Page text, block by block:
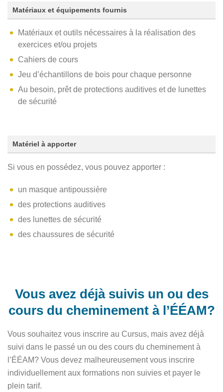
Matériaux et équipements fournis
Matériaux et outils nécessaires à la réalisation des
exercices et/ou projets
Cahiers de cours
Jeu d’échantillons de bois pour chaque personne
Au besoin, prêt de protections auditives et de lunettes
de sécurité
Matériel à apporter
Si vous en possédez, vous pouvez apporter :
un masque antipoussière
des protections auditives
des lunettes de sécurité
des chaussures de sécurité
Vous avez déjà suivis un ou des
cours du cheminement à l’ÉÉAM?
Vous souhaitez vous inscrire au Cursus, mais avez déjà
suivi dans le passé un ou des cours du cheminement à
l’ÉÉAM? Vous devez malheureusement vous inscrire
individuellement aux formations non suivies et payer le
plein tarif.